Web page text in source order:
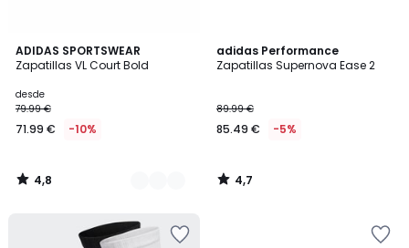
ADIDAS SPORTSWEAR
Zapatillas VL Court Bold
desde
79.99 €
71.99 € -10%
4,8
/ 5
5
Colores
4,8
/
adidas Performance
Zapatillas Supernova Ease 2
89.99 €
85.49 € -5%
4,7
/ 5
4,7
/